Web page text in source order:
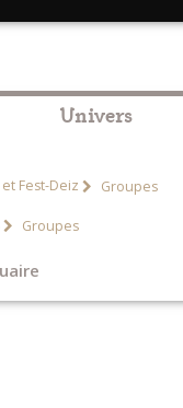
Univers
Fest-Deiz Groupes
Groupes